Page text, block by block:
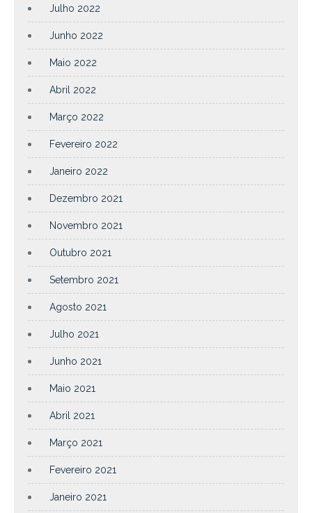
Julho 2022
Junho 2022
Maio 2022
Abril 2022
Março 2022
Fevereiro 2022
Janeiro 2022
Dezembro 2021
Novembro 2021
Outubro 2021
Setembro 2021
Agosto 2021
Julho 2021
Junho 2021
Maio 2021
Abril 2021
Março 2021
Fevereiro 2021
Janeiro 2021